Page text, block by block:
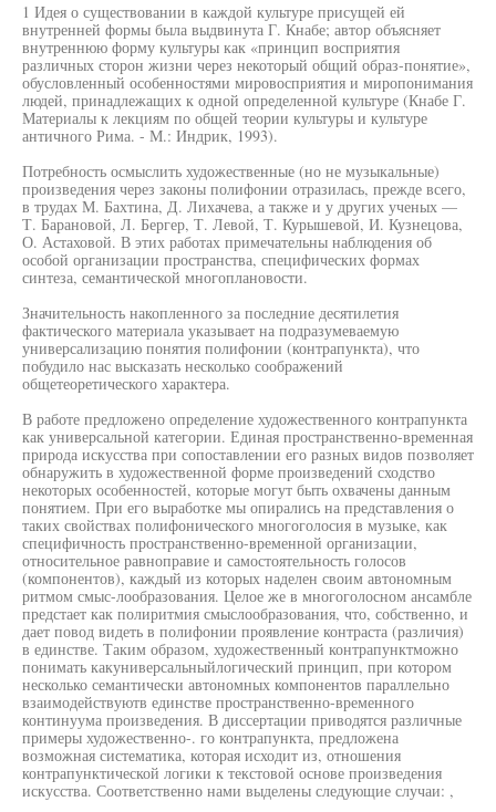
1 Идея о существовании в каждой культуре присущей ей
внутренней формы была выдвинута Г. Кнабе; автор объясняет
внутреннюю форму культуры как «принцип восприятия
различных сторон жизни через некоторый общий образ-понятие»,
обусловленный особенностями мировосприятия и миропонимания
людей, принадлежащих к одной определенной культуре (Кнабе Г.
Материалы к лекциям по общей теории культуры и культуре
античного Рима. - М.: Индрик, 1993).
Потребность осмыслить художественные (но не музыкальные)
произведения через законы полифонии отразилась, прежде всего,
в трудах М. Бахтина, Д. Лихачева, а также и у других ученых —
Т. Барановой, Л. Бергер, Т. Левой, Т. Курышевой, И. Кузнецова,
О. Астаховой. В этих работах примечательны наблюдения об
особой организации пространства, специфических формах
синтеза, семантической многоплановости.
Значительность накопленного за последние десятилетия
фактического материала указывает на подразумеваемую
универсализацию понятия полифонии (контрапункта), что
побудило нас высказать несколько соображений
общетеоретического характера.
В работе предложено определение художественного контрапункта
как универсальной категории. Единая пространственно-временная
природа искусства при сопоставлении его разных видов позволяет
обнаружить в художественной форме произведений сходство
некоторых особенностей, которые могут быть охвачены данным
понятием. При его выработке мы опирались на представления о
таких свойствах полифонического многоголосия в музыке, как
специфичность пространственно-временной организации,
относительное равноправие и самостоятельность голосов
(компонентов), каждый из которых наделен своим автономным
ритмом смыс-лообразования. Целое же в многоголосном ансамбле
предстает как полиритмия смыслообразования, что, собственно, и
дает повод видеть в полифонии проявление контраста (различия)
в единстве. Таким образом, художественный контрапунктможно
понимать какуниверсальныйлогический принцип, при котором
несколько семантически автономных компонентов параллельно
взаимодействуютв единстве пространственно-временного
континуума произведения. В диссертации приводятся различные
примеры художественно-. го контрапункта, предложена
возможная систематика, которая исходит из, отношения
контрапунктической логики к текстовой основе произведения
искусства. Соответственно нами выделены следующие случаи: ,